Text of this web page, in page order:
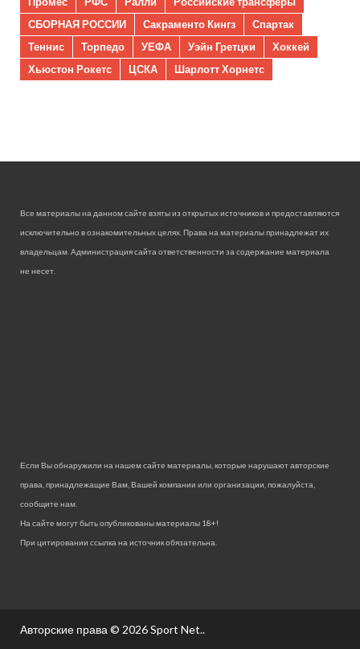
СБОРНАЯ РОССИИ
Сакраменто Кингз
Спартак
Теннис
Торпедо УЕФА Уэйн Гретцки
Хоккей
Хьюстон Рокетс
ЦСКА Шарлотт Хорнетс
Все материалы на данном сайте взяты из открытых источников и предоставляются
исключительно в ознакомительных целях. Права на материалы принадлежат их
владельцам. Администрация сайта ответственности за содержание материала
не несет.
Если Вы обнаружили на нашем сайте материалы, которые нарушают авторские
права, принадлежащие Вам, Вашей компании или организации, пожалуйста,
сообщите нам.
На сайте могут быть опубликованы материалы 18+!
При цитировании ссылка на источник обязательна.
Авторские права © 2026Sport Net..